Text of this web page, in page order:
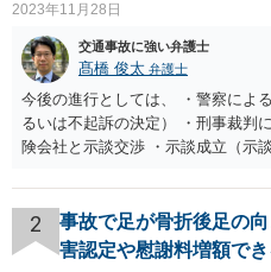
申請をしたところ、後遺障害等級第14
手方に対し、後遺障害による仕事への
責保険からの75万円を含め、約400万
からのコメント】 本件は、通院中から
て後遺障害等級認定を行ったところ、
し、400万円もの賠償額を得ることが
談交渉による増額交渉をするだけのほ
は間違いありませんが、相談者が自賠
きませんが、後遺症が残ってしまった
ために、動く必要があります。 本件は
ら相談をいただき、ご依頼いただけた
2023年11月28日
交通事故に強い弁護士
髙橋 俊太 弁護士
今後の進行としては、 ・警察によ
るいは不起訴の決定） ・刑事裁判
険会社と示談交渉 ・示談成立（示
加害者に対する処罰感情など尋ね
になるとよいと思います。
2
事故で足が骨折後足の
害認定や慰謝料増額で